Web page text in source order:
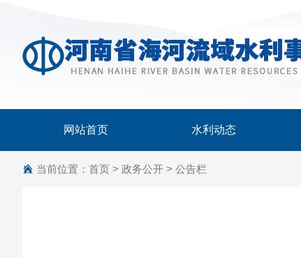
网站首页 水利动态
当前位置： 首页 > 政务公开 > 公告栏